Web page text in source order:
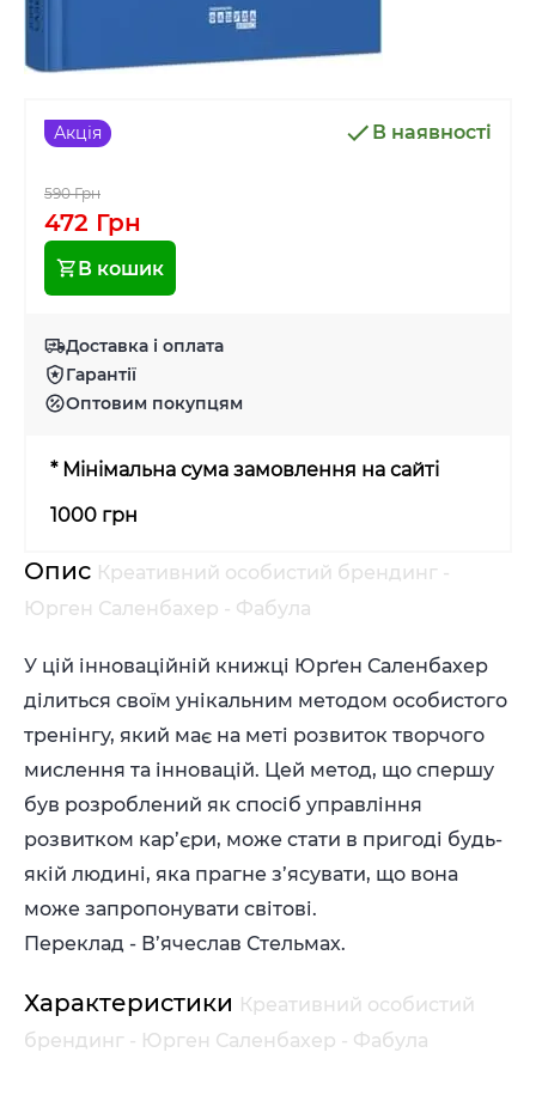
Акція В наявності
590 Грн
472 Грн
В кошик
Доставка і оплата
Гарантії
Оптовим покупцям
* Мінімальна сума замовлення на сайті
1000 грн
Опис Креативний особистий брендинг -
Юрген Саленбахер - Фабула
У цій інноваційній книжці Юрґен Саленбахер
ділиться своїм унікальним методом особистого
тренінгу, який має на меті розвиток творчого
мислення та інновацій. Цей метод, що спершу
був розроблений як спосіб управління
розвитком кар’єри, може стати в пригоді будь-
якій людині, яка прагне з’ясувати, що вона
може запропонувати світові.
Переклад - В’ячеслав Стельмах.
Характеристики Креативний особистий
брендинг - Юрген Саленбахер - Фабула